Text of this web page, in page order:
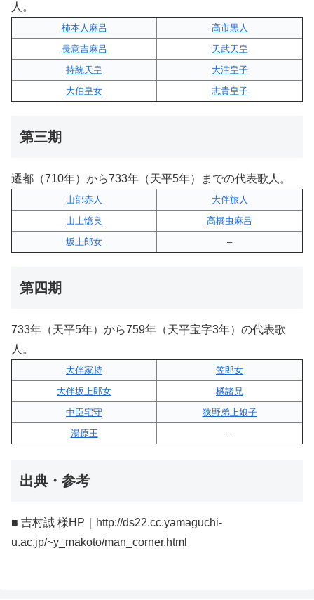
人。
柿本人麻呂
高市黒人
長意吉麻呂
天武天皇
持統天皇
大津皇子
大伯皇女
志貴皇子
第三期
遷都（710年）から733年（天平5年）までの代表歌人。
山部赤人
大伴旅人
山上憶良
高橋虫麻呂
坂上郎女
–
第四期
733年（天平5年）から759年（天平宝字3年）の代表歌
人。
大伴家持
笠郎女
大伴坂上郎女
橘諸兄
中臣宅守
狭野弟上娘子
湯原王
–
出典・参考
■ 吉村誠 様HP｜http://ds22.cc.yamaguchi-
u.ac.jp/~y_makoto/man_corner.html